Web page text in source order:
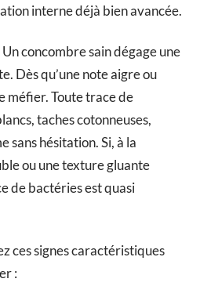
interne déjà bien avancée.
concombre sain dégage une
Dès qu’une note aigre ou
méfier. Toute trace de
taches cotonneuses,
sans hésitation. Si, à la
ou une texture gluante
de bactéries est quasi
ces signes caractéristiques
: